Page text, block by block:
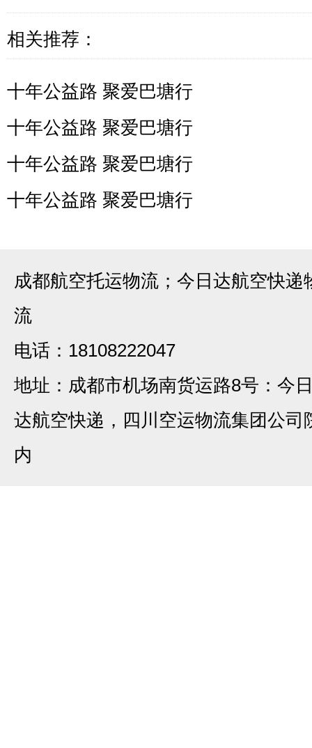
相关推荐：
十年公益路 聚爱巴塘行
十年公益路 聚爱巴塘行
十年公益路 聚爱巴塘行
十年公益路 聚爱巴塘行
成都航空托运物流；今日达航空快递
流
电话：18108222047
地址：成都市机场南货运路8号：今
达航空快递，四川空运物流集团公司
内